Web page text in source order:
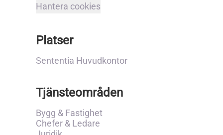
Hantera cookies
Platser
Sententia Huvudkontor
Tjänsteområden
Bygg & Fastighet
Chefer & Ledare